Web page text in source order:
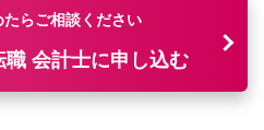
らご相談ください
職 会計士に申し込む